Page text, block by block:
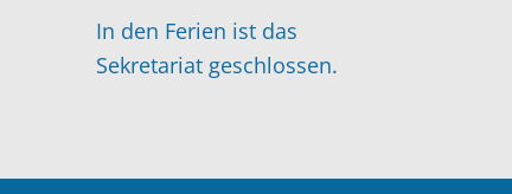
In den Ferien ist das
Sekretariat geschlossen.